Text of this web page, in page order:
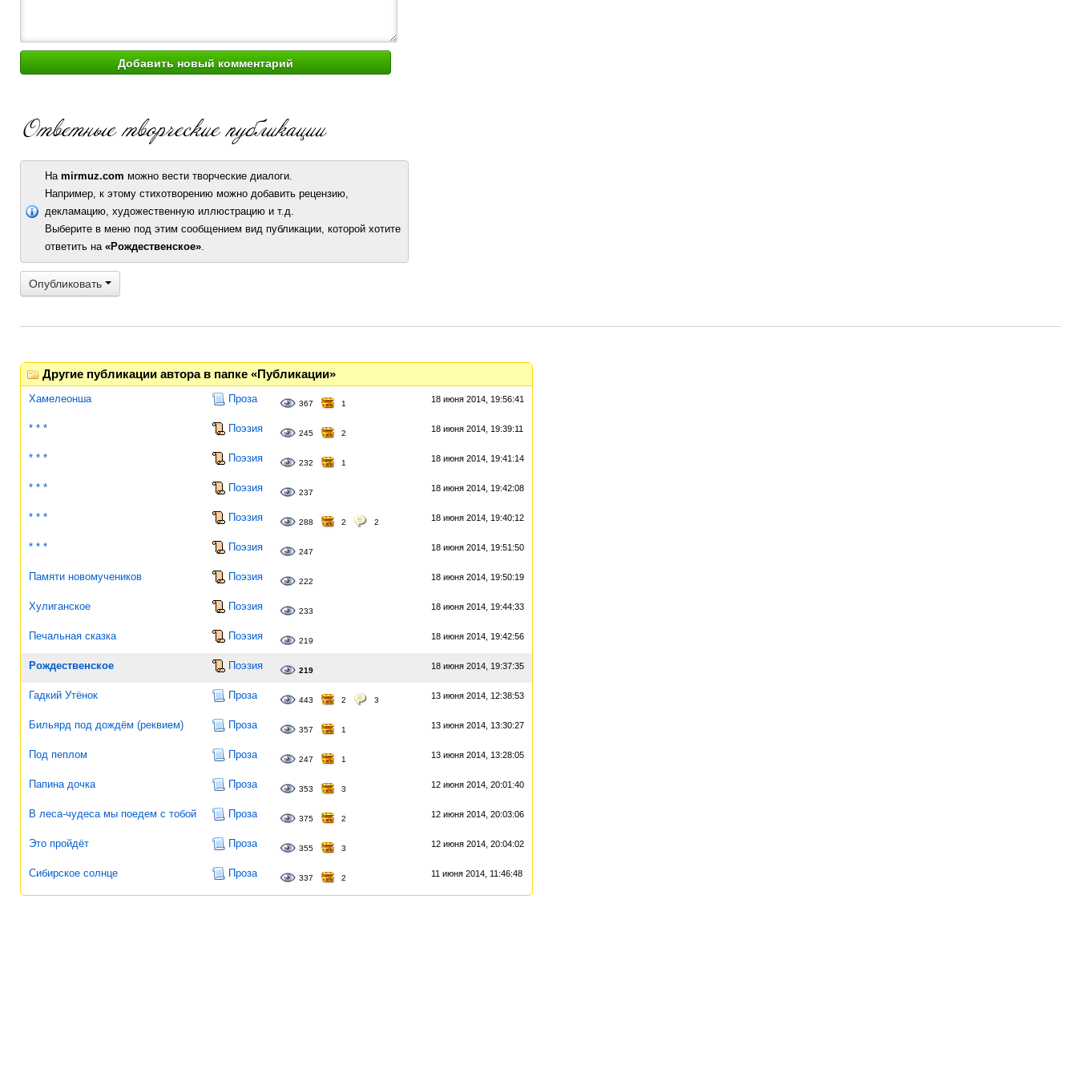
На mirmuz.com можно вести творческие диалоги.
Например, к этому стихотворению можно добавить рецензию,
декламацию, художественную иллюстрацию и т.д.
Выберите в меню под этим сообщением вид публикации, которой хотите
ответить на «Рождественское».
Опубликовать
Другие публикации автора в папке «Публикации»
Хамелеонша Проза 367 1 18 июня 2014, 19:56:41
* * * Поэзия 245 2 18 июня 2014, 19:39:11
* * * Поэзия 232 1 18 июня 2014, 19:41:14
* * * Поэзия 237 18 июня 2014, 19:42:08
* * * Поэзия 288 2 2 18 июня 2014, 19:40:12
* * * Поэзия 247 18 июня 2014, 19:51:50
Памяти новомучеников Поэзия 222 18 июня 2014, 19:50:19
Хулиганское Поэзия 233 18 июня 2014, 19:44:33
Печальная сказка Поэзия 219 18 июня 2014, 19:42:56
Рождественское Поэзия 219 18 июня 2014, 19:37:35
Гадкий Утёнок Проза 443 2 3 13 июня 2014, 12:38:53
Бильярд под дождём (реквием) Проза 357 1 13 июня 2014, 13:30:27
Под пеплом Проза 247 1 13 июня 2014, 13:28:05
Папина дочка Проза 353 3 12 июня 2014, 20:01:40
В леса-чудеса мы поедем с тобой Проза 375 2 12 июня 2014, 20:03:06
Это пройдёт Проза 355 3 12 июня 2014, 20:04:02
Сибирское солнце Проза 337 2 11 июня 2014, 11:46:48